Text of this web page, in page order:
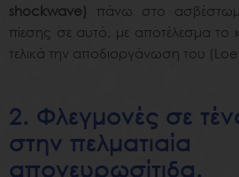
shockwave) πάνω στο
πίεσης σε αυτό, με αποτέλεσμα το
τελικά την αποδιοργάνωση του
2. Φλεγμονές σε
στην πελματιαία
απονευρωσίτιδα.